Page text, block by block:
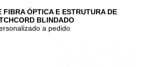
FIBRA ÓPTICA E ESTRUTURA DE
BLINDADO
a pedido